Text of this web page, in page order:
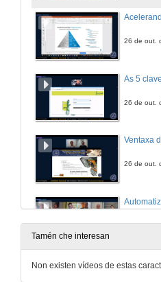
26 de out.
26 de out.
Ventaxa
26 de out.
26 de out.
Tamén che interesan
Non existen vídeos de estas